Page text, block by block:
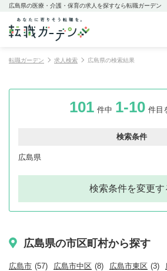
広島県の医療・介護・保育の求人を探すなら転職ガーデン
転職ガーデン 求人検索 広島県の検索結果
101 件中 1-10 件目
検索条件
広島県
検索条件を変更す
広島県の市区町村から探す
広島市 (57) 広島市中区 (8) 広島市東区 (3)